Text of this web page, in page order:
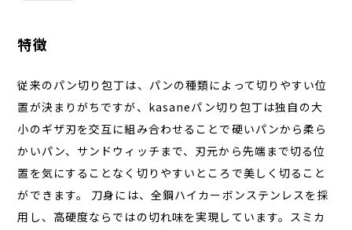
特徴
従来のパン切り包丁は、パンの種類によって切りやすい位
置が決まりがちですが、kasaneパン切り包丁は独自の大
小のギザ刃を交互に組み合わせることで硬いパンから柔ら
かいパン、サンドウィッチまで、刃元から先端まで切る位
置を気にすることなく切りやすいところで美しく切ること
ができます。 刀身には、全鋼ハイカーボンステンレスを採
用し、高硬度ならではの切れ味を実現しています。スミカ